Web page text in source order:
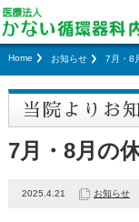
Home お知らせ 7月・8
当院よりお
7月・8月の
2025.4.21 お知らせ